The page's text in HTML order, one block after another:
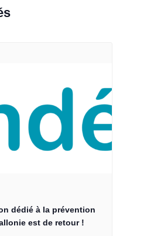
dédié à la prévention
est de retour !